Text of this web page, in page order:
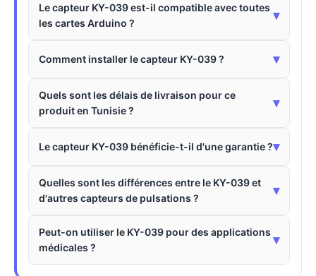
Le capteur KY-039 est-il compatible avec toutes
les cartes Arduino ?
▾
Comment installer le capteur KY-039 ? ▾
Quels sont les délais de livraison pour ce
produit en Tunisie ?
▾
Le capteur KY-039 bénéficie-t-il d'une garantie ?▾
Quelles sont les différences entre le KY-039 et
d'autres capteurs de pulsations ?
▾
Peut-on utiliser le KY-039 pour des applications
médicales ?
▾